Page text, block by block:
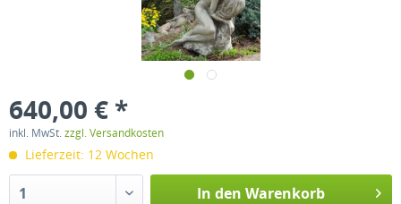
640,00 € *
inkl. MwSt.zzgl. Versandkosten
Lieferzeit: 12 Wochen
In den Warenkorb